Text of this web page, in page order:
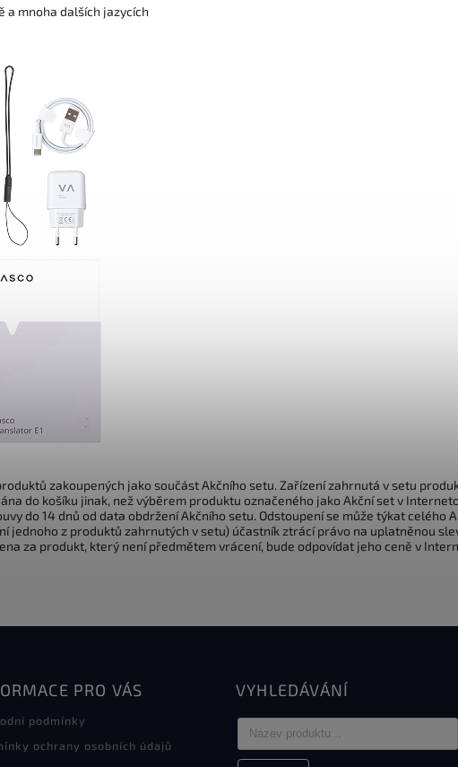
a mnoha dalších jazycích
zakoupených jako součást Akčního setu. Zařízení zahrnutá v setu
do košíku jinak, než výběrem produktu označeného jako Akční set v
do 14 dnů od data obdržení Akčního setu. Odstoupení se může týkat celého
jednoho z produktů zahrnutých v setu) účastník ztrácí právo na uplatněnou
za produkt, který není předmětem vrácení, bude odpovídat jeho ceně v
PRO VÁS
podmínky
ochrany osobních údajů
VYHLEDÁVÁNÍ